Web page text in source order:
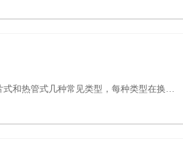
式和热管式几种常见类型，每种类型在换…